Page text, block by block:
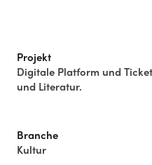
Projekt
Digitale Platform und
und Literatur.
Branche
Kultur